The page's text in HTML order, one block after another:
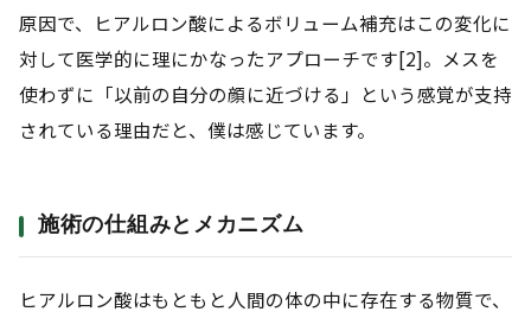
原因で、ヒアルロン酸によるボリューム補充はこの変化に
対して医学的に理にかなったアプローチです[2]。メスを
使わずに「以前の自分の顔に近づける」という感覚が支持
されている理由だと、僕は感じています。
施術の仕組みとメカニズム
ヒアルロン酸はもともと人間の体の中に存在する物質で、